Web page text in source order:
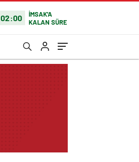
02:00
İMSAK'A
KALAN SÜRE